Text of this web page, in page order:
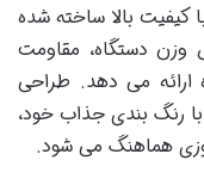
4614 از پلاستیک با کیفیت بالا ساخته شده
وزن دستگاه، مقاومت
ارائه می دهد. طراحی
رنگ بندی جذاب خود،
هماهنگ می شود.